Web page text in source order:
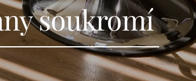
soukromí